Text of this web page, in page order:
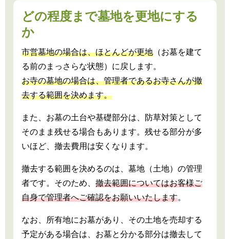
どの程度まで墓地を更地にする
か
市営墓地の場合は、ほとんどが更地 （お墓を建て
る前のまっさらな状態）に戻します。
お寺の墓地の場合は、管理者であるお寺さんが撤
去する範囲を決めます。
また、お墓の土台や基礎部分は、防草対策として
そのまま残せる場合もあります。残せる部分が多
いほど、撤去費用は安くなります。
撤去する範囲を決めるのは、墓地（土地）の管理
者です。そのため、 撤去範囲についてはお客様ご
自身で管理者へご確認をお願いいたします。
なお、所有地にお墓があり、その土地を売却する
予定がある場合は、お墓と分かる部分は撤去して